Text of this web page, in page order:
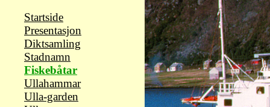
Startside
Presentasjon
Diktsamling
Stadnamn
Fiskebåtar
Ullahammar
Ulla-garden